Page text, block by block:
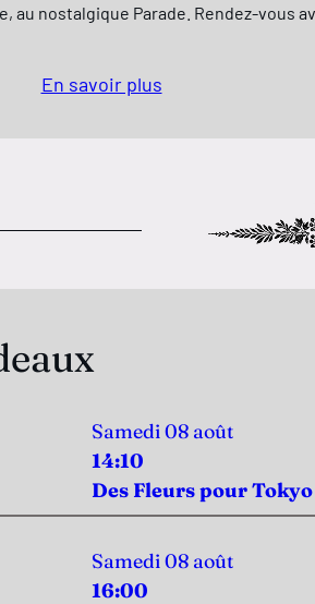
au nostalgique Parade. Rendez-vous
En savoir plus
Samedi 08 août
14:10
Des Fleurs pour Tokyo
Samedi 08 août
16:00